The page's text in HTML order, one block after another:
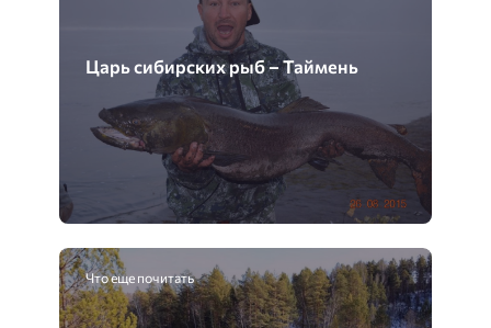
Царь сибирских рыб – Таймень
Что еще почитать